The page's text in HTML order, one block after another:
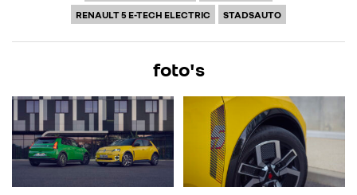
RENAULT 5 E-TECH ELECTRIC
STADSAUTO
foto's